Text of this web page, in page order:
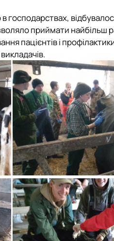
господарствах,
приймати найбільш
пацієнтів і